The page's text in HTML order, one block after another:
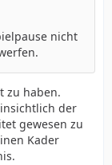
nicht
zu haben.
der
gewesen zu
Kader